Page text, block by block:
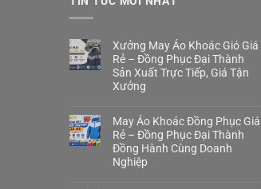
Xưởng May Áo Khoác Gió Giá
Rẻ – Đồng Phục Đại Thành
Sản Xuất Trực Tiếp, Giá Tận
Xưởng
May Áo Khoác Đồng Phục Giá
Rẻ – Đồng Phục Đại Thành
Đồng Hành Cùng Doanh
Nghiệp